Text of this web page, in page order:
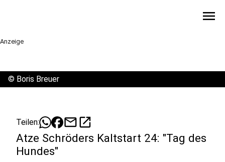
menu
Anzeige
© Boris Breuer
Teilen: mailopen_in_new
Atze Schröders Kaltstart 24: "Tag des
Hundes"